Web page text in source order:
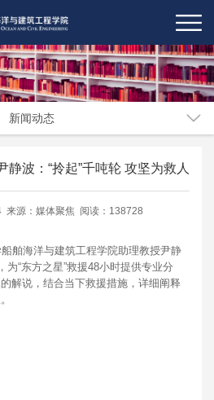
新闻动态
静波：“拎起”千吨轮 攻坚为救人
来源：媒体聚焦 阅读：138728
海洋与建筑工程学院助理教授尹静
为“东方之星”救援48小时提供专业分
解说，结合当下救援措施，详细阐释